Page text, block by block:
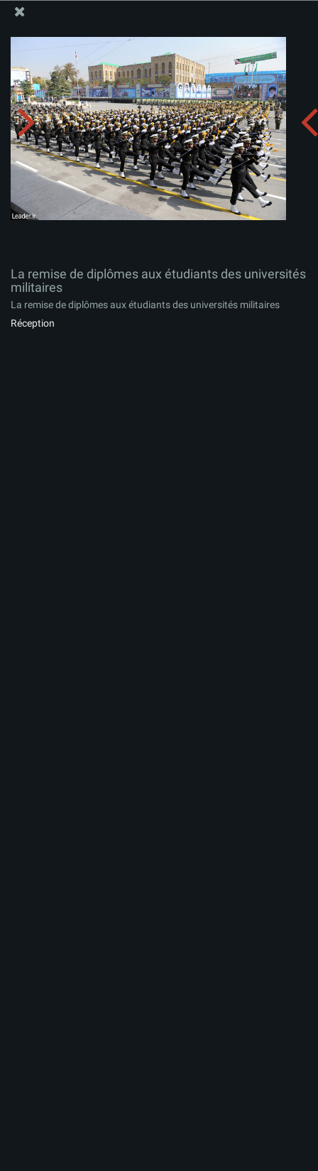
La remise de diplômes aux étudiants des universités
militaires
Télécharger l'album:
La remise de diplômes aux étudiants des universités
militaires
La remise de diplômes aux étudiants des universités militaires
Réception